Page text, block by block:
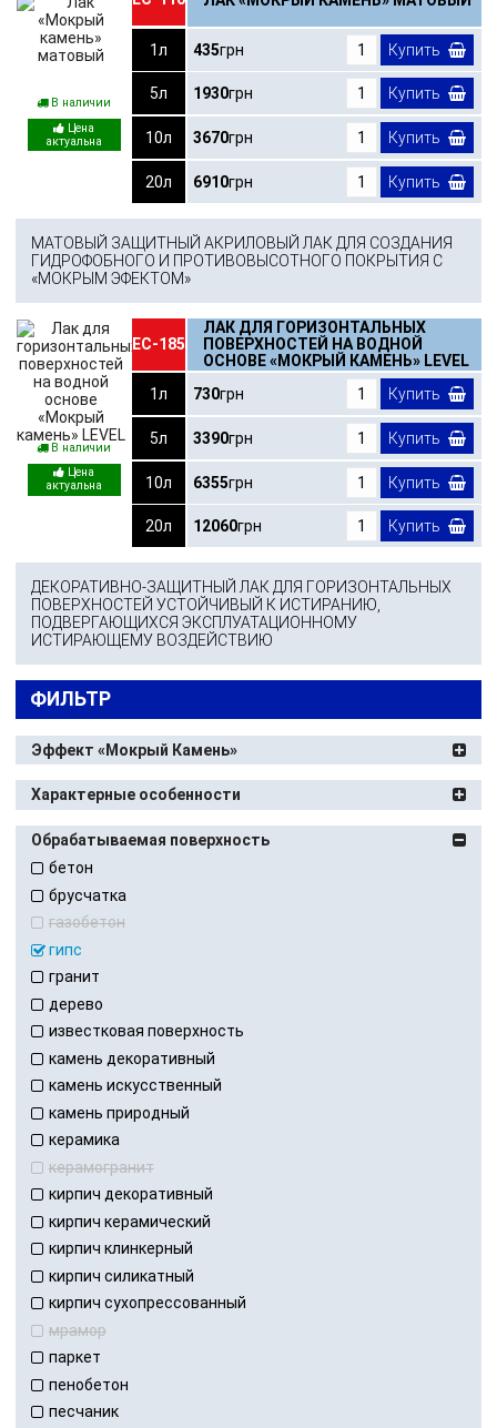
В наличии
1л 435грн Купить
5л 1930грн Купить
10л 3670грн Купить
20л 6910грн Купить
МАТОВЫЙ ЗАЩИТНЫЙ АКРИЛОВЫЙ ЛАК ДЛЯ СОЗДАНИЯ
ГИДРОФОБНОГО И ПРОТИВОВЫСОТНОГО ПОКРЫТИЯ С
«МОКРЫМ ЭФЕКТОМ»
В наличии
ЕС-185
ЛАК ДЛЯ ГОРИЗОНТАЛЬНЫХ
ПОВЕРХНОСТЕЙ НА ВОДНОЙ
ОСНОВЕ «МОКРЫЙ КАМЕНЬ» LEVEL
1л
730грн Купить
5л 3390грн Купить
10л 6355грн Купить
20л 12060грн Купить
ДЕКОРАТИВНО-ЗАЩИТНЫЙ ЛАК ДЛЯ ГОРИЗОНТАЛЬНЫХ
ПОВЕРХНОСТЕЙ УСТОЙЧИВЫЙ К ИСТИРАНИЮ,
ПОДВЕРГАЮЩИХСЯ ЭКСПЛУАТАЦИОННОМУ
ИСТИРАЮЩЕМУ ВОЗДЕЙСТВИЮ
ФИЛЬТР
Эффект «Мокрый Камень»
Характерные особенности
Обрабатываемая поверхность
бетон
брусчатка
газобетон
гипс
гранит
дерево
известковая поверхность
камень декоративный
камень искусственный
камень природный
керамика
керамогранит
кирпич декоративный
кирпич керамический
кирпич клинкерный
кирпич силикатный
кирпич сухопрессованный
мрамор
паркет
пенобетон
песчаник